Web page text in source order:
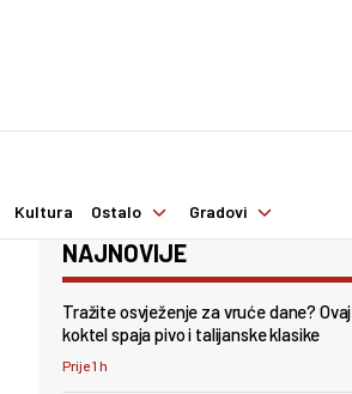
Kultura Ostalo Gradovi
NAJNOVIJE
Tražite osvježenje za vruće dane? Ovaj
koktel spaja pivo i talijanske klasike
Prije 1 h